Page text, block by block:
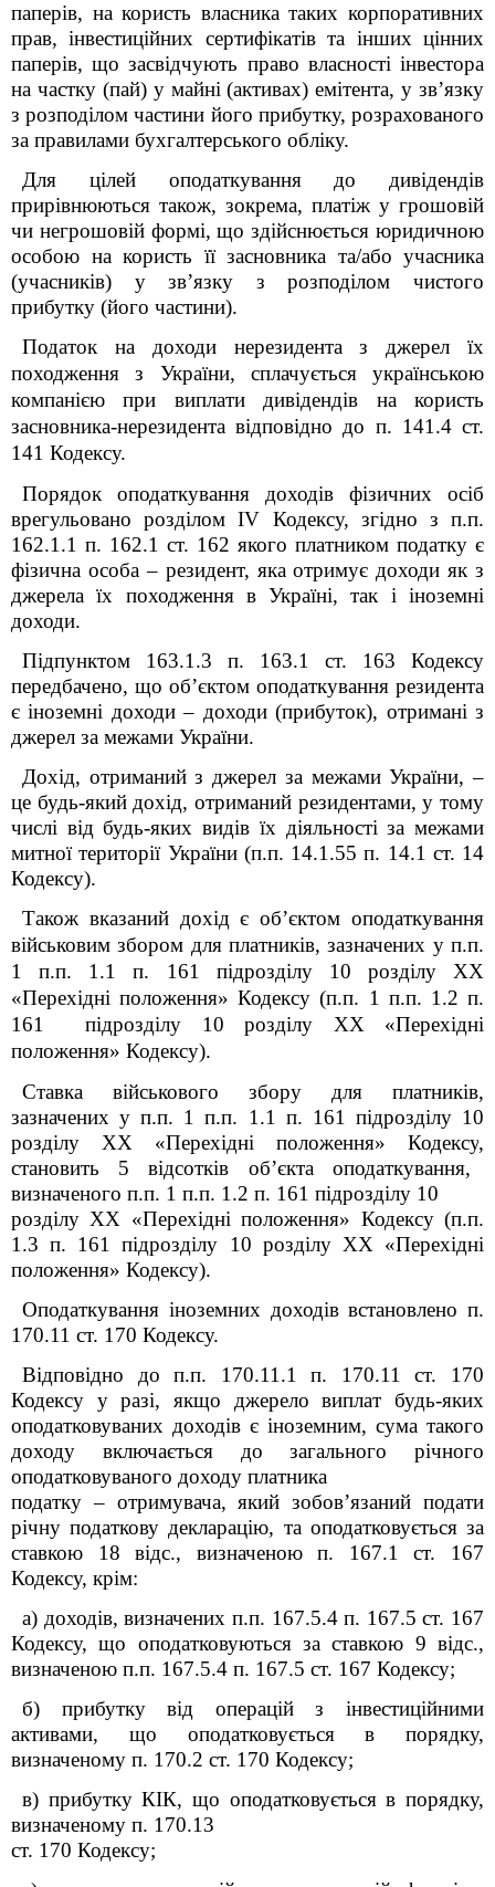
паперів, на користь власника таких корпоративних
прав, інвестиційних сертифікатів та інших цінних
паперів, що засвідчують право власності інвестора
на частку (пай) у майні (активах) емітента, у зв’язку
з розподілом частини його прибутку, розрахованого
за правилами бухгалтерського обліку.
Для цілей оподаткування до дивідендів
прирівнюються також, зокрема, платіж у грошовій
чи негрошовій формі, що здійснюється юридичною
особою на користь її засновника та/або учасника
(учасників) у зв’язку з розподілом чистого
прибутку (його частини).
Податок на доходи нерезидента з джерел їх
походження з України, сплачується українською
компанією при виплати дивідендів на користь
засновника-нерезидента відповідно до п. 141.4 ст.
141 Кодексу.
Порядок оподаткування доходів фізичних осіб
врегульовано розділом IV Кодексу, згідно з п.п.
162.1.1 п. 162.1 ст. 162 якого платником податку є
фізична особа – резидент, яка отримує доходи як з
джерела їх походження в Україні, так і іноземні
доходи.
Підпунктом 163.1.3 п. 163.1 ст. 163 Кодексу
передбачено, що об’єктом оподаткування резидента
є іноземні доходи – доходи (прибуток), отримані з
джерел за межами України.
Дохід, отриманий з джерел за межами України, –
це будь-який дохід, отриманий резидентами, у тому
числі від будь-яких видів їх діяльності за межами
митної території України (п.п. 14.1.55 п. 14.1 ст. 14
Кодексу).
Також вказаний дохід є об’єктом оподаткування
військовим збором для платників, зазначених у п.п.
1 п.п. 1.1 п. 161
підрозділу 10 розділу XX
«Перехідні положення»Кодексу (п.п. 1 п.п. 1.2 п.
161
підрозділу 10 розділу XX «Перехідні
положення» Кодексу).
Ставка військового збору для платників,
зазначених у п.п. 1 п.п. 1.1 п. 161
підрозділу 10
розділу XX «Перехідні положення» Кодексу,
становить 5 відсотків об’єкта оподаткування,
визначеного п.п. 1 п.п. 1.2 п. 161 підрозділу 10
розділу XX «Перехідні положення» Кодексу(п.п.
1.3 п. 161
підрозділу 10 розділу XX «Перехідні
положення» Кодексу).
Оподаткування іноземних доходів встановлено п.
170.11 ст. 170 Кодексу.
Відповідно доп.п. 170.11.1 п. 170.11 ст. 170
Кодексу у разі, якщо джерело виплат будь-яких
оподатковуваних доходів є іноземним, сума такого
доходу включається до загального річного
оподатковуваного доходу платника
податку – отримувача, який зобов’язаний подати
річну податкову декларацію, та оподатковується за
ставкою 18 відс., визначеною п. 167.1 ст. 167
Кодексу, крім:
а) доходів, визначених п.п. 167.5.4 п. 167.5 ст. 167
Кодексу, що оподатковуються за ставкою 9 відс.,
визначеною п.п. 167.5.4 п. 167.5 ст. 167 Кодексу;
б) прибутку від операцій з інвестиційними
активами, що оподатковується в порядку,
визначеному п. 170.2 ст. 170 Кодексу;
в) прибутку КІК, що оподатковується в порядку,
визначеному п. 170.13
ст. 170 Кодексу;